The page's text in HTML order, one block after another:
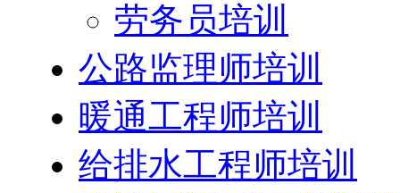
劳务员培训
公路监理师培训
暖通工程师培训
给排水工程师培训